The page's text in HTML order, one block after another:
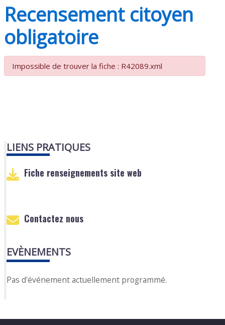
Recensement citoyen
obligatoire
Impossible de trouver la fiche : R42089.xml
LIENS PRATIQUES
Fiche renseignements site web
Contactez nous
EVÈNEMENTS
Pas d'événement actuellement programmé.